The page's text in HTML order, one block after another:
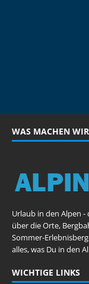
WAS MACHEN
Urlaub in den Alpen
über die Orte,
Sommer-
alles, was Du in den
WICHTIGE LINKS